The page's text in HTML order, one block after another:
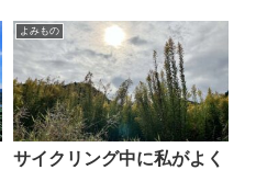
よみもの
サイクリング中に私がよく